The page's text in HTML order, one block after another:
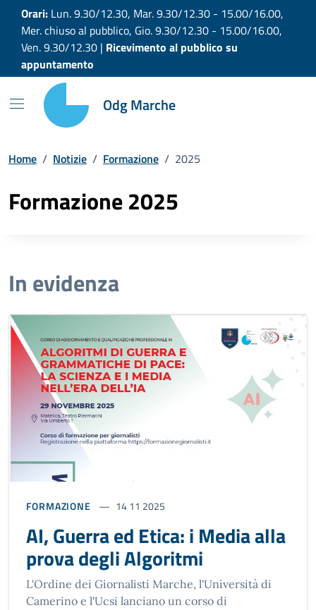
Vai ai contenuti
Vai al footer
Orari: Lun. 9.30/12.30, Mar. 9.30/12.30 - 15.00/16.00,
Mer. chiuso al pubblico, Gio. 9.30/12.30 - 15.00/16.00,
Ven. 9.30/12.30 | Ricevimento al pubblico su
appuntamento
Odg Marche
Home / Notizie / Formazione / 2025
Formazione 2025
In evidenza
FORMAZIONE 14 11 2025
AI, Guerra ed Etica: i Media alla
prova degli Algoritmi
L'Ordine dei Giornalisti Marche, l'Università di
Camerino e l'Ucsi lanciano un corso di